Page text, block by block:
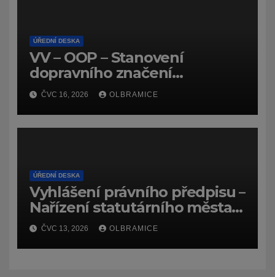
ÚŘEDNÍ DESKA
VV – OOP – Stanovení
dopravního značení
(dočasného) č.
7159/26/Olbramice
ČVC 16, 2026 OLBRAMICE
ÚŘEDNÍ DESKA
Vyhlášení právního předpisu –
Nařízení statutárního města
Ostravy, o záměru zadat
zpracování lesních
hospodářských budov
ČVC 13, 2026 OLBRAMICE